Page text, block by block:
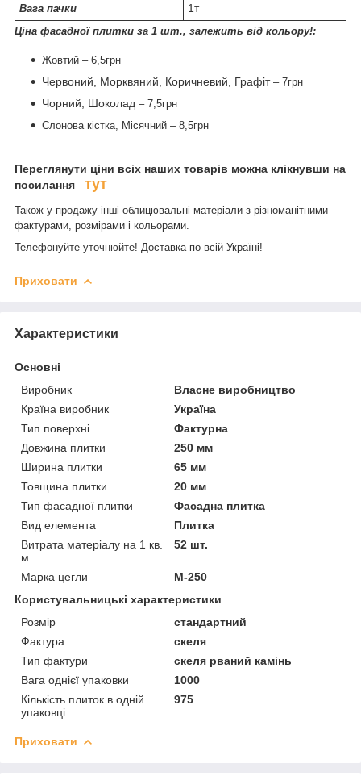
Вага пачки 1т
Ціна фасадної плитки за 1 шт., залежить від кольору!:
Жовтий – 6,5грн
Червоний, Морквяний, Коричневий, Графіт – 7грн
Чорний, Шоколад – 7,5грн
Слонова кістка, Місячний – 8,5грн
Переглянути ціни всіх наших товарів можна клікнувши на
посилання тут
Також у продажу інші облицювальні матеріали з різноманітними
фактурами, розмірами і кольорами.
Телефонуйте уточнюйте! Доставка по всій Україні!
Приховати
Характеристики
Основні
Виробник
Власне виробництво
Країна виробник
Україна
Тип поверхні
Фактурна
Довжина плитки
250 мм
Ширина плитки
65 мм
Товщина плитки
20 мм
Тип фасадної плитки
Фасадна плитка
Вид елемента
Плитка
Витрата матеріалу на 1 кв.
м.
52 шт.
Марка цегли
М-250
Користувальницькі характеристики
Розмір
стандартний
Фактура
скеля
Тип фактури
скеля рваний камінь
Вага однієї упаковки
1000
Кількість плиток в одній
упаковці
975
Приховати